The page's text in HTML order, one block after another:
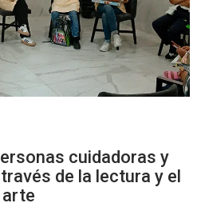
cuidadoras y
de la lectura y el
arte